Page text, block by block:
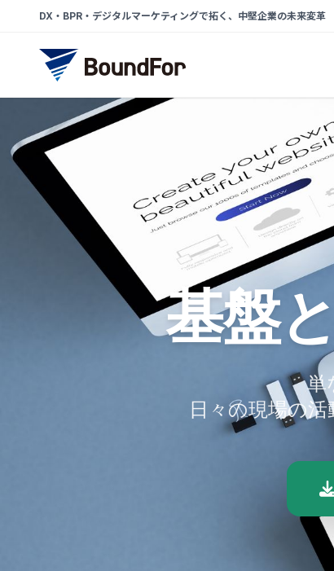
DX・BPR・デジタルマーケティングで拓く、中堅企業の未来変革
基盤
単
日々の現場の